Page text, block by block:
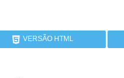
VERSÃO HTML